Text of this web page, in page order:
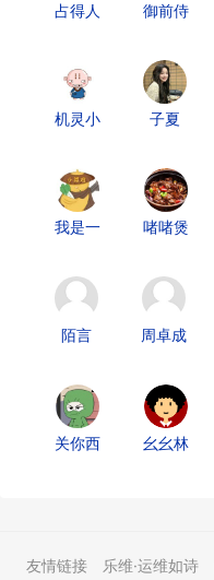
占得人 御前侍
机灵小 子夏
我是一 啫啫煲
陌言 周卓成
关你西 幺幺林
友情链接 乐维·运维如诗